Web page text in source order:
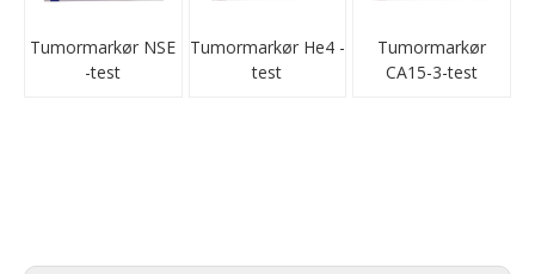
Tumormarkør NSE
-test
Tumormarkør He4 -
test
Tumormarkør
CA15-3-test